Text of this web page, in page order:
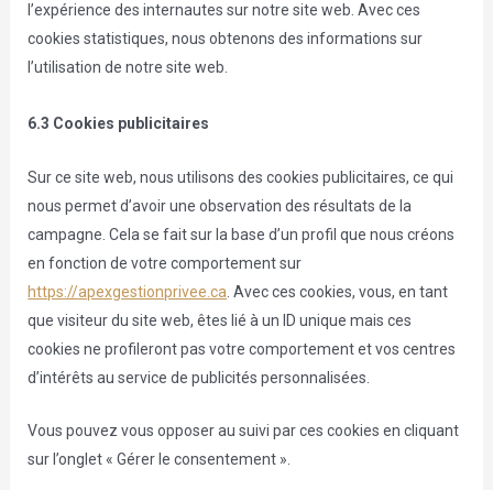
l’expérience des internautes sur notre site web. Avec ces
cookies statistiques, nous obtenons des informations sur
l’utilisation de notre site web.
6.3 Cookies publicitaires
Sur ce site web, nous utilisons des cookies publicitaires, ce qui
nous permet d’avoir une observation des résultats de la
campagne. Cela se fait sur la base d’un profil que nous créons
en fonction de votre comportement sur
https://apexgestionprivee.ca . Avec ces cookies, vous, en tant
que visiteur du site web, êtes lié à un ID unique mais ces
cookies ne profileront pas votre comportement et vos centres
d’intérêts au service de publicités personnalisées.
Vous pouvez vous opposer au suivi par ces cookies en cliquant
sur l’onglet « Gérer le consentement ».